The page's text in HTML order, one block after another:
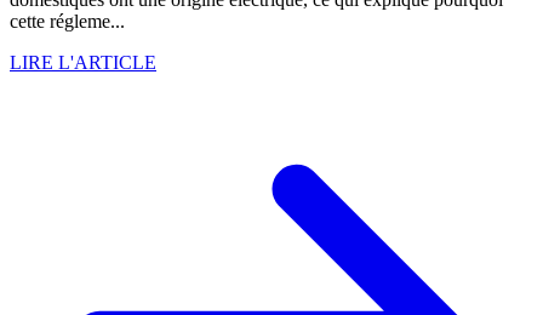
cette régleme...
LIRE L'ARTICLE